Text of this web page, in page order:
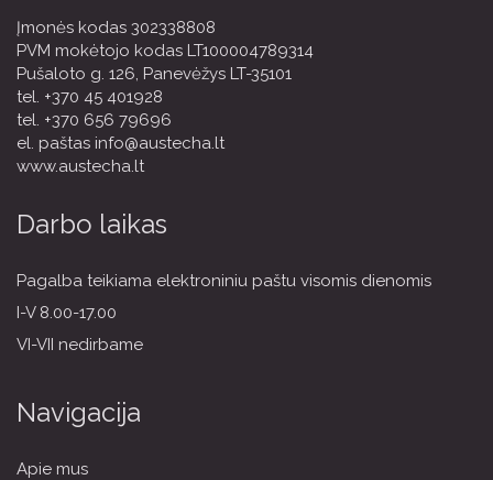
Įmonės kodas 302338808
PVM mokėtojo kodas LT100004789314
Pušaloto g. 126, Panevėžys LT-35101
tel. +370 45 401928
tel. +370 656 79696
el. paštas info@austecha.lt
www.austecha.lt
Darbo laikas
Pagalba teikiama elektroniniu paštu visomis dienomis
I-V 8.00-17.00
VI-VII nedirbame
Navigacija
Apie mus